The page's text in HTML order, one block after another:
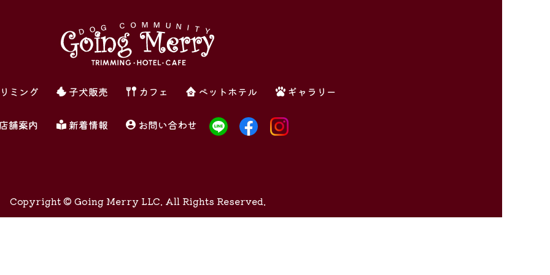
ミング 子犬販売 カフェ ペットホテル ギャラリー
店舗案内 新着情報 お問い合わせ
Copyright © Going Merry LLC. All Rights Reserved.